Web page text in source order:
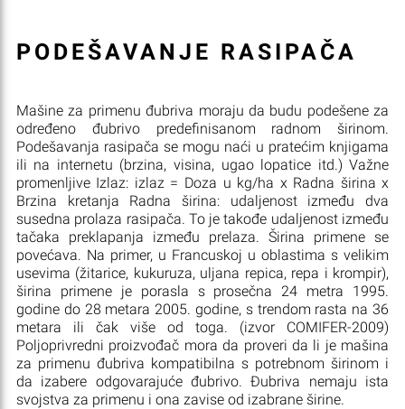
PODEŠAVANJE RASIPAČA
Mašine za primenu đubriva moraju da budu podešene za
određeno đubrivo predefinisanom radnom širinom.
Podešavanja rasipača se mogu naći u pratećim knjigama
ili na internetu (brzina, visina, ugao lopatice itd.) Važne
promenljive Izlaz: izlaz = Doza u kg/ha x Radna širina x
Brzina kretanja Radna širina: udaljenost između dva
susedna prolaza rasipača. To je takođe udaljenost između
tačaka preklapanja između prelaza. Širina primene se
povećava. Na primer, u Francuskoj u oblastima s velikim
usevima (žitarice, kukuruza, uljana repica, repa i krompir),
širina primene je porasla s prosečna 24 metra 1995.
godine do 28 metara 2005. godine, s trendom rasta na 36
metara ili čak više od toga. (izvor COMIFER-2009)
Poljoprivredni proizvođač mora da proveri da li je mašina
za primenu đubriva kompatibilna s potrebnom širinom i
da izabere odgovarajuće đubrivo. Đubriva nemaju ista
svojstva za primenu i ona zavise od izabrane širine.